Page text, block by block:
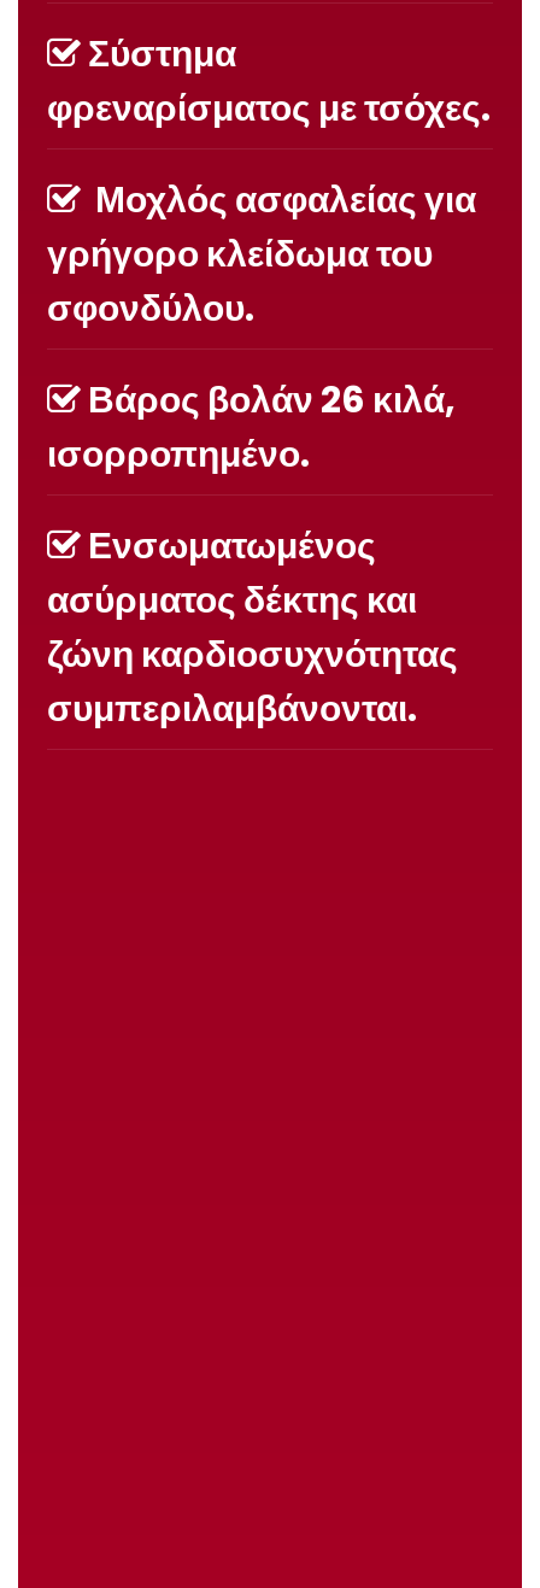
Σύστημα
φρεναρίσματος με τσόχες.
Μοχλός ασφαλείας για
γρήγορο κλείδωμα του
σφονδύλου.
Βάρος βολάν 26 κιλά,
ισορροπημένο.
Ενσωματωμένος
ασύρματος δέκτης και
ζώνη καρδιοσυχνότητας
συμπεριλαμβάνονται.